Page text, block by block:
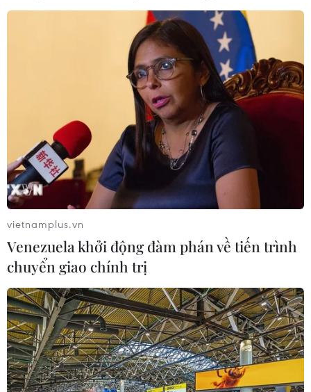
Thu phí không dừng
Hàng loạt tồn tại và lỗi kỹ thuật thu phí tại 5 Dự
án cao tốc Bắc-Nam
Hơn 50.000 giao dịch thu phí 5 tuyến cao tốc
Bắc-Nam trong một ngày
Hệ thống thu phí 5 tuyến cao tốc Bắc-Nam vận
hành ổn định, thông suốt
Từ ngày 1/10: Lái xe cần có tài khoản giao
thông để qua trạm thu phí
Tài khoản giao thông sẽ mở ra khả năng thanh
toán được nhiều dịch vụ
TIN LIÊN QUAN
vietnamplus.vn
Venezuela khởi động đàm phán về tiến trình
chuyển giao chính trị